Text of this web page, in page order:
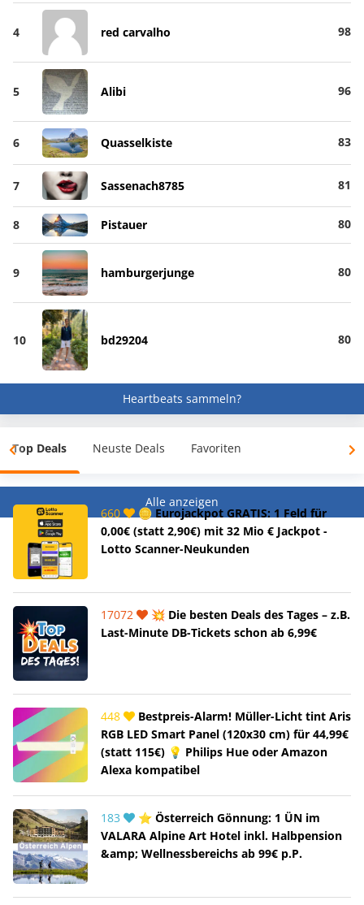
4 red carvalho 98
5 Alibi 96
6 Quasselkiste 83
7 Sassenach8785 81
8 Pistauer 80
9 hamburgerjunge 80
10 bd29204 80
Heartbeats sammeln?
Top Deals Neuste Deals Favoriten
Alle anzeigen
660
🪙 Eurojackpot GRATIS: 1 Feld für
0,00€ (statt 2,90€) mit 32 Mio € Jackpot -
Lotto Scanner-Neukunden
17072
💥 Die besten Deals des Tages – z.B.
Last-Minute DB-Tickets schon ab 6,99€
448
Bestpreis-Alarm! Müller-Licht tint Aris
RGB LED Smart Panel (120x30 cm) für 44,99€
(statt 115€) 💡 Philips Hue oder Amazon
Alexa kompatibel
183
⭐ Österreich Gönnung: 1 ÜN im
VALARA Alpine Art Hotel inkl. Halbpension
&amp; Wellnessbereichs ab 99€ p.P.